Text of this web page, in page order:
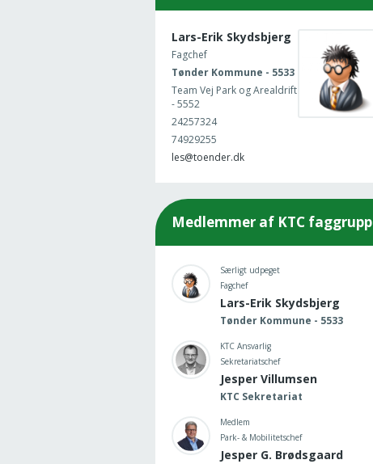
Lars-Erik Skydsbjerg
Fagchef
Tønder Kommune - 5533
Team Vej Park og Arealdrift
- 5552
24257324
74929255
les@toender.dk
Medlemmer af KTC
Særligt udpeget
Fagchef
Lars-Erik Skydsbjerg
Tønder Kommune - 5533
KTC Ansvarlig
Sekretariatschef
Jesper Villumsen
KTC Sekretariat
Medlem
Park- & Mobilitetschef
Jesper G. Brødsgaard